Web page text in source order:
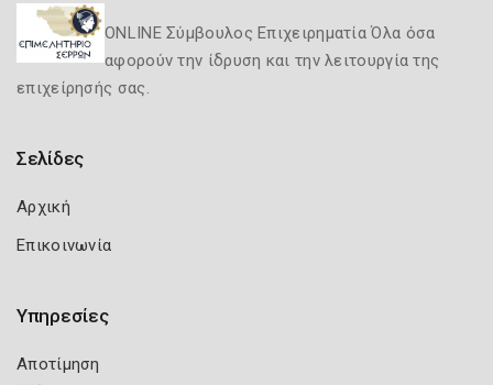
ONLINE Σύμβουλος Επιχειρηματία Όλα όσα
αφορούν την ίδρυση και την λειτουργία της
επιχείρησής σας.
Σελίδες
Αρχική
Επικοινωνία
Υπηρεσίες
Αποτίμηση